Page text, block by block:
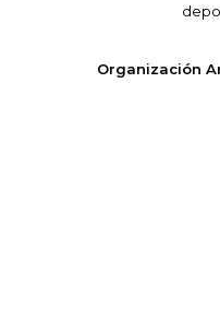
Organización